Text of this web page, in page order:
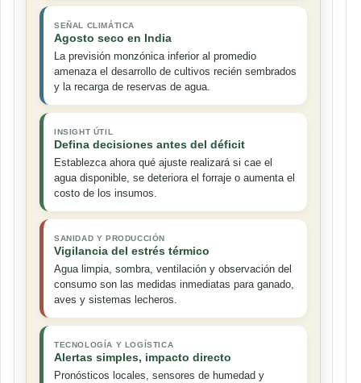
SEÑAL CLIMÁTICA
Agosto seco en India
La previsión monzónica inferior al promedio
amenaza el desarrollo de cultivos recién sembrados
y la recarga de reservas de agua.
INSIGHT ÚTIL
Defina decisiones antes del déficit
Establezca ahora qué ajuste realizará si cae el
agua disponible, se deteriora el forraje o aumenta el
costo de los insumos.
SANIDAD Y PRODUCCIÓN
Vigilancia del estrés térmico
Agua limpia, sombra, ventilación y observación del
consumo son las medidas inmediatas para ganado,
aves y sistemas lecheros.
TECNOLOGÍA Y LOGÍSTICA
Alertas simples, impacto directo
Pronósticos locales, sensores de humedad y